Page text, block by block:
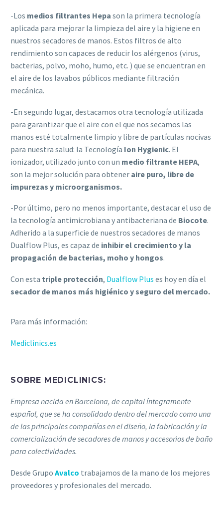
-Los medios filtrantes Hepa son la primera tecnología
aplicada para mejorar la limpieza del aire y la higiene en
nuestros secadores de manos. Estos filtros de alto
rendimiento son capaces de reducir los alérgenos (virus,
bacterias, polvo, moho, humo, etc. ) que se encuentran en
el aire de los lavabos públicos mediante filtración
mecánica.
-En segundo lugar, destacamos otra tecnología utilizada
para garantizar que el aire con el que nos secamos las
manos esté totalmente limpio y libre de partículas nocivas
para nuestra salud: la Tecnología Ion Hygienic. El
ionizador, utilizado junto con un medio filtrante HEPA,
son la mejor solución para obtener aire puro, libre de
impurezas y microorganismos.
-Por último, pero no menos importante, destacar el uso de
la tecnología antimicrobiana y antibacteriana de Biocote.
Adherido a la superficie de nuestros secadores de manos
Dualflow Plus, es capaz de inhibir el crecimiento y la
propagación de bacterias, moho y hongos.
Con esta triple protección, Dualflow Plus es hoy en día el
secador de manos más higiénico y seguro del mercado.
Para más información:
Mediclinics.es
SOBRE MEDICLINICS:
Empresa nacida en Barcelona, de capital íntegramente
español, que se ha consolidado dentro del mercado como una
de las principales compañías en el diseño, la fabricación y la
comercialización de secadores de manos y accesorios de baño
para colectividades.
Desde Grupo Avalco trabajamos de la mano de los mejores
proveedores y profesionales del mercado.